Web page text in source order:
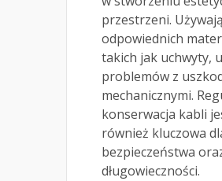
przestrzeni.
odpowiednich
takich jak uchwyty,
problemów z
mechanicznymi.
konserwacja kabli
również kluczowa
bezpieczeństwa
długowieczności.